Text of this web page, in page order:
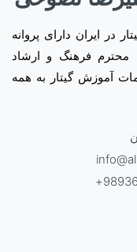
در ایران دارای پروانه
از وزارت محترم فرهنگ و ارشاد
آموزش گیتار به همه